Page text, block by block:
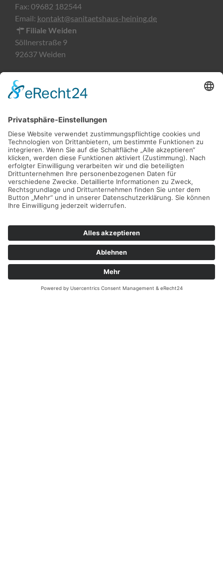
Fax: 09682 182544
Email: kontakt@sanitaetshaus-heining.de
Filiale Weiden
Söllnerstraße 9
92637 Weiden
Montag-Freitag:
Kontaktdaten
Tel: 0961 51876482
Fax:0961 51876483
Email:kontakt@heining-weiden.de
Überblick
Startseite
Leistungen
Kontakt